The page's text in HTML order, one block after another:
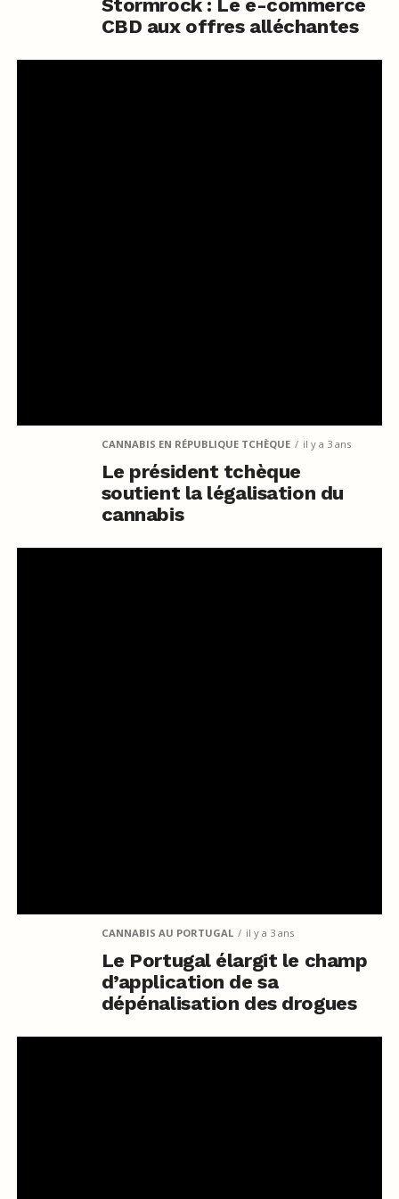
Stormrock : Le e-commerce
CBD aux offres alléchantes
CANNABIS EN RÉPUBLIQUE TCHÈQUE il y a 3 ans
Le président tchèque
soutient la légalisation du
cannabis
CANNABIS AU PORTUGAL il y a 3 ans
Le Portugal élargit le champ
d’application de sa
dépénalisation des drogues